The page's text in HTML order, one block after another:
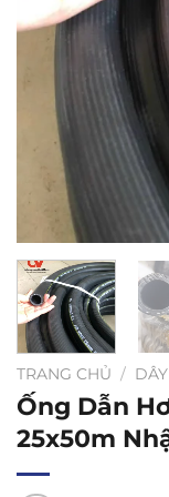
TRANG CHỦ /
Ống Dẫn
25x50m